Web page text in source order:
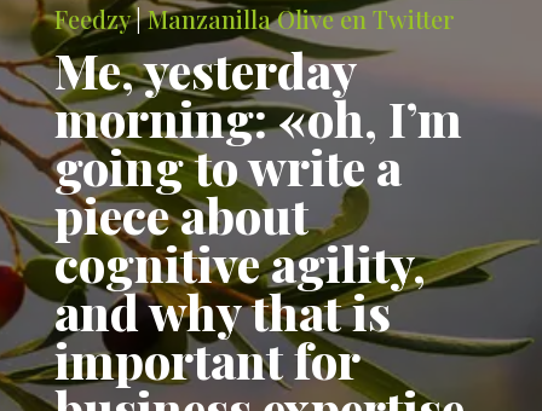
Feedzy|Manzanilla Olive en Twitter
Me, yesterday
morning: «oh, I’m
going to write a
piece about
cognitive agility,
and why that is
important for